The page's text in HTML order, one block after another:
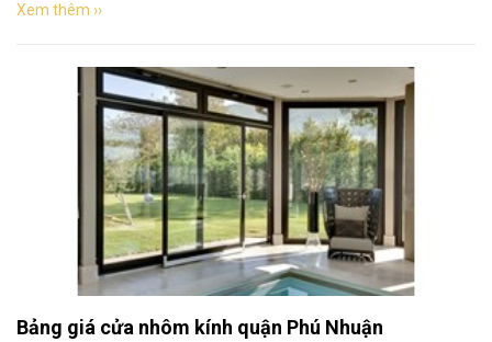
Xem thêm ››
Bảng giá cửa nhôm kính quận Phú Nhuận